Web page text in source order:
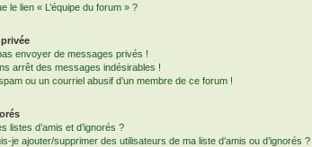
le lien « L’équipe du forum » ?
envoyer de messages privés !
arrêt des messages indésirables !
ou un courriel abusif d’un membre de ce forum !
listes d’amis et d’ignorés ?
je ajouter/supprimer des utilisateurs de ma liste d’amis ou d’ignorés ?